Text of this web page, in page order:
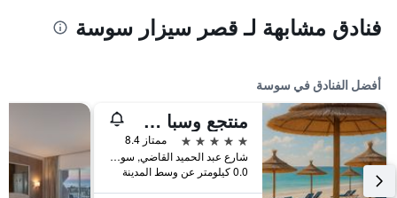
فنادق مشابهة لـ قصر سيزار سوسة
أفضل الفنادق في سوسة
منتجع وسبا سوسة بيرل ماريوت
5 نجوم
ممتاز 8.4
شارع عبد الحميد القاضي, سوسة, تونس
0.0 كيلومتر عن وسط المدينة